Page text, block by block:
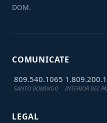
DOM.
COMUNICATE
809.540.1065
SANTO DOMINGO INTERIOR DEL
LEGAL